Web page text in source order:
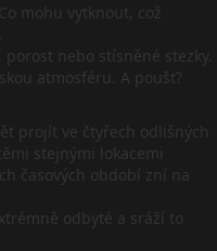
mohu vytknout, což
nebo stísněné stezky.
atmosféru. A poušť?
projít ve čtyřech odlišných
stejnými lokacemi
časových období zní na
odbyté a sráží to